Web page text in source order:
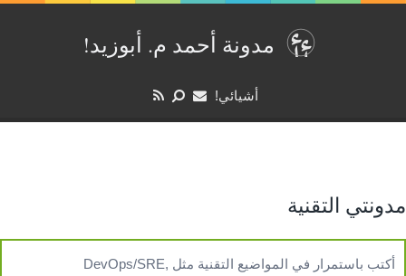
مدونة أحمد م. أبوزيد‏‫!‏
أشيائي!
مدونتي التقنية
أكتب باستمرار في المواضيع التقنية مثل DevOps/SRE,